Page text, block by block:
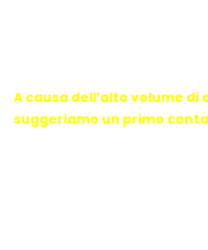
A causa dell’alto volume di
suggeriamo un primo